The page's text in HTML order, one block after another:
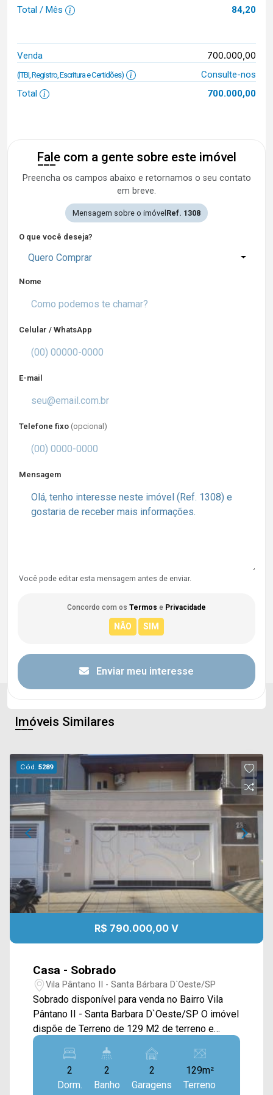
Total / Mês 84,20
Venda 700.000,00
(ITBI, Registro, Escritura e Certidões)
Consulte-nos
Total
700.000,00
Fale com a gente sobre este imóvel
Preencha os campos abaixo e retornamos o seu contato
em breve.
Mensagem sobre o imóvelRef. 1308
O que você deseja?
Quero Comprar
Nome
Celular / WhatsApp
E-mail
Telefone fixo (opcional)
Mensagem
Você pode editar esta mensagem antes de enviar.
Concordo com os Termos e Privacidade
Enviar meu interesse
Imóveis Similares
Cód.5289
R$ 790.000,00 V
Casa - Sobrado
Vila Pântano II - Santa Bárbara D`Oeste/SP
Sobrado disponível para venda no Bairro Vila
Pântano II - Santa Barbara D`Oeste/SP O imóvel
dispõe de Terreno de 129 M2 de terreno e
construção de 165,47 M2, pavimento Térreo 1
Dormitório, Banheiro Social, Sala de Estar, Sala
de Jantar, pavimento Superior 1 Dormitório
sendo 1 Suíte com Armário, Sacada na Frente. >
2
Dorm.
2
Banho
2
Garagens
129m²
Terreno